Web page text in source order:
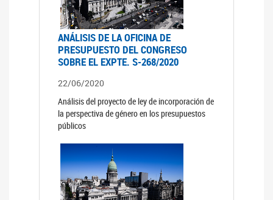
ANÁLISIS DE LA OFICINA DE
PRESUPUESTO DEL CONGRESO
SOBRE EL EXPTE. S-268/2020
22/06/2020
Análisis del proyecto de ley de incorporación de
la perspectiva de género en los presupuestos
públicos